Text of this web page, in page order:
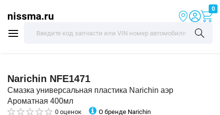
nissma.ru
0
Narichin NFE1471
Смазка универсальная пластика Narichin аэр
Ароматная 400мл
0 оценок О бренде Narichin